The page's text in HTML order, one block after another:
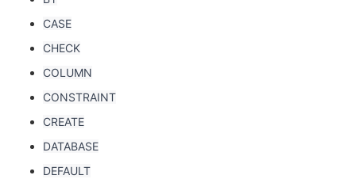
CASE
CHECK
COLUMN
CONSTRAINT
CREATE
DATABASE
DEFAULT